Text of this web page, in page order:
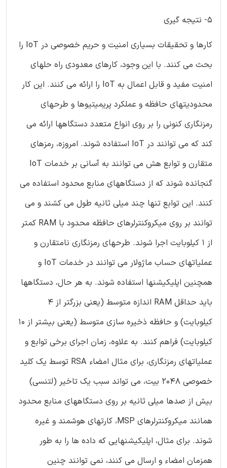
5- نتیجه گیری
کارها و تحقیقات بسیاری امنیت و حریم خصوصی در IoT را
بحث می کنند. با این وجود، کارهای معدودی راه حلهای
امنیت مفید و قابل اعمال به IoT را ارائه می کنند. این کار
محدودیتهای حافظه و عملکرد پریمیتیوها و طرحهای
رمزنگاری کنونی را بر روی انواع متعدد دستگاهها ارائه می
کند که می توانند در IoT استفاده شوند. امروزه، رمزهای
متقارن و توابع هش می توانند به آسانی بر خدمات IoT
گنجانده شوند که از دستگاههای منابع محدود استفاده می
کنند. این توابع تنها چند میلی ثانیه طول می کشند و می
توانند بر روی میکروکنترلرهای حافظه محدود با RAM کمتر
از 1 کیلوبایت اجرا شوند. طرحهای رمزنگاری نامتقارن و
عملیاتهای حساب ماژولار می توانند در خدمات IoT و
همچنین اپلیکیشنها استفاده شوند. به هر حال، دستگاهها
باید حداقل RAM اندازه متوسط (یعنی بزرگتر از 4
کیلوبایت) و حافظه ذخیره سازی متوسط (یعنی بیشتر از 10
کیلوبایت) فراهم کنند. به علاوه، زمان اجرای برخی توابع و
عملیاتهای رمزنگاری، برای مثال امضاء RSA توسط یک کلید
خصوصی 2048 بیت، می تواند سبب یک تاخیر (لتنسی)
بیش از صدها میلی ثانیه بر روی دستگاههای منابع محدود
همانند میکروکنترلرهای MSP، کارتهای هوشمند و غیره
شوند. برای مثال، اپلیکیشنهایی که داده ها را به طور
همزمان امضاء و ارسال می کنند، نمی توانند چنین